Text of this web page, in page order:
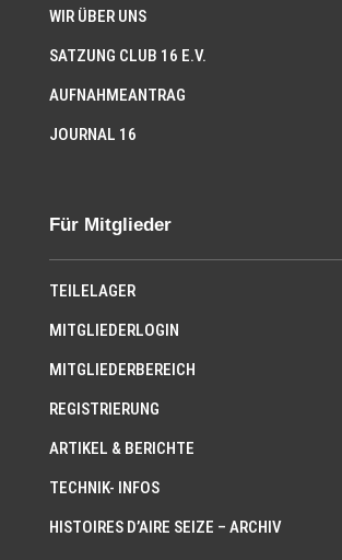
WIR ÜBER UNS
SATZUNG CLUB 16 E.V.
AUFNAHMEANTRAG
JOURNAL 16
Für Mitglieder
TEILELAGER
MITGLIEDERLOGIN
MITGLIEDERBEREICH
REGISTRIERUNG
ARTIKEL & BERICHTE
TECHNIK- INFOS
HISTOIRES D’AIRE SEIZE – ARCHIV